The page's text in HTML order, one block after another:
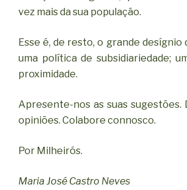
vez mais da sua população.
Esse é, de resto, o grande desígnio
uma política de subsidiariedade;
proximidade.
Apresente-nos as suas sugestões.
opiniões. Colabore connosco.
Por Milheirós.
Maria José Castro Neves